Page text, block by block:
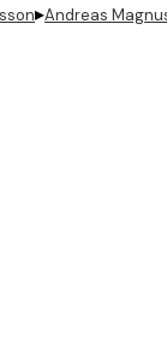
▸Andreas